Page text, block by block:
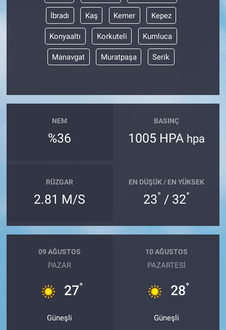
İbradı Kaş Kemer Kepez
Konyaaltı Korkuteli Kumluca
Manavgat Muratpaşa Serik
NEM
%36
BASINÇ
1005 HPA hpa
RÜZGAR
2.81 M/S
EN DÜŞÜK / EN YÜKSEK
23° / 32°
09 AĞUSTOS
PAZAR
27°
Güneşli
10 AĞUSTOS
PAZARTESI
28°
Güneşli